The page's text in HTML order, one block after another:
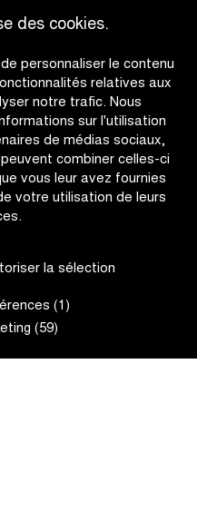
des cookies.
personnaliser le contenu
relatives aux
notre trafic. Nous
sur l'utilisation
de médias sociaux,
combiner celles-ci
vous leur avez fournies
votre utilisation de leurs
la sélection
(1)
(59)